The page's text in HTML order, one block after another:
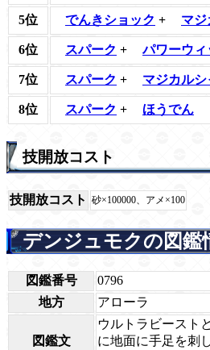
5位 でんきショック + マジ
6位 スパーク + パワーウィ
7位 スパーク + マジカルシ
8位 スパーク + ほうでん
技開放コスト
技開放コスト 砂×100000、アメ×100
デンジュモクの図鑑
図鑑番号
0796
地方
アローラ
図鑑文
ウルトラビースト
に地面に手足を刺